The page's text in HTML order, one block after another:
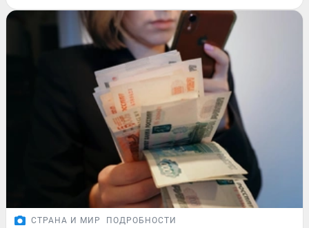
СТРАНА И МИР ПОДРОБНОСТИ